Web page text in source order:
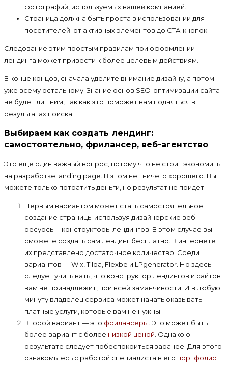
фотографий, используемых вашей компанией.
Страница должна быть проста в использовании для
посетителей: от активных элементов до CTA-кнопок.
Следование этим простым правилам при оформлении
лендинга может привести к более целевым действиям.
В конце концов, сначала уделите внимание дизайну, а потом
уже всему остальному. Знание основ SEO-оптимизации сайта
не будет лишним, так как это поможет вам подняться в
результатах поиска.
Выбираем как создать лендинг:
самостоятельно, фрилансер, веб-агентство
Это еще один важный вопрос, потому что не стоит экономить
на разработке landing page. В этом нет ничего хорошего. Вы
можете только потратить деньги, но результат не придет.
Первым вариантом может стать самостоятельное
создание страницы используя дизайнерские веб-
ресурсы – конструкторы лендингов. В этом случае вы
сможете создать сам лендинг бесплатно. В интернете
их представлено достаточное количество. Среди
вариантов — Wix, Tilda, Flexbe и LPgenerator. Но здесь
следует учитывать, что конструктор лендингов и сайтов
вам не принадлежит, при всей заманчивости. И в любую
минуту владелец сервиса может начать оказывать
платные услуги, которые вам не нужны.
Второй вариант — это фрилансеры. Это может быть
более вариант с более низкой ценой. Однако о
результате следует побеспокоиться заранее. Для этого
ознакомьтесь с работой специалиста в его портфолио